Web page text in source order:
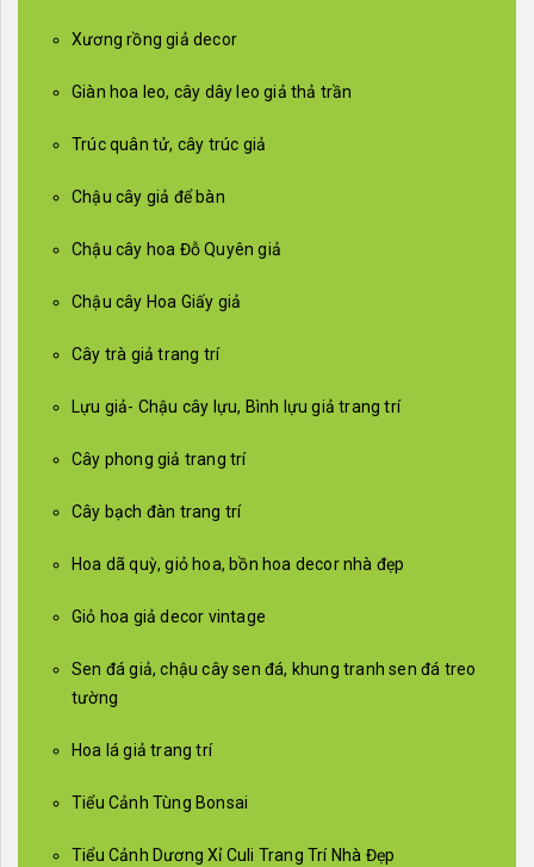
Xương rồng giả decor
Giàn hoa leo, cây dây leo giả thả trần
Trúc quân tử, cây trúc giả
Chậu cây giả để bàn
Chậu cây hoa Đỗ Quyên giả
Chậu cây Hoa Giấy giả
Cây trà giả trang trí
Lựu giả- Chậu cây lựu, Bình lựu giả trang trí
Cây phong giả trang trí
Cây bạch đàn trang trí
Hoa dã quỳ, giỏ hoa, bồn hoa decor nhà đẹp
Giỏ hoa giả decor vintage
Sen đá giả, chậu cây sen đá, khung tranh sen đá treo
tường
Hoa lá giả trang trí
Tiểu Cảnh Tùng Bonsai
Tiểu Cảnh Dương Xỉ Culi Trang Trí Nhà Đẹp